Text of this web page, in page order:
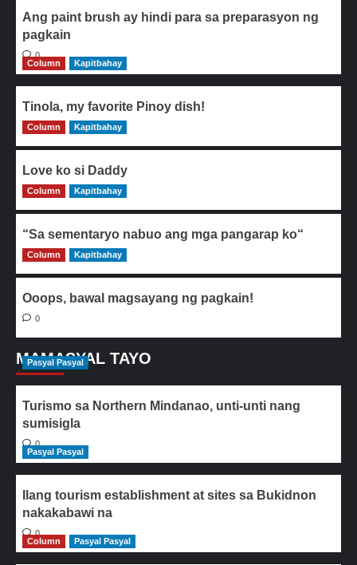
Ang paint brush ay hindi para sa preparasyon ng
pagkain
0
Column
Kapitbahay
Tinola, my favorite Pinoy dish!
0
Column Kapitbahay
Love ko si Daddy
0
Column Kapitbahay
“Sa sementaryo nabuo ang mga pangarap ko“
0
Column Kapitbahay
Ooops, bawal magsayang ng pagkain!
0
MAMASYAL TAYO
Pasyal Pasyal
Turismo sa Northern Mindanao, unti-unti nang
sumisigla
0
Pasyal Pasyal
Ilang tourism establishment at sites sa Bukidnon
nakakabawi na
0
Column
Pasyal Pasyal